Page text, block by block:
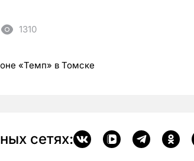
1310
«Темп» в Томске
сетях: